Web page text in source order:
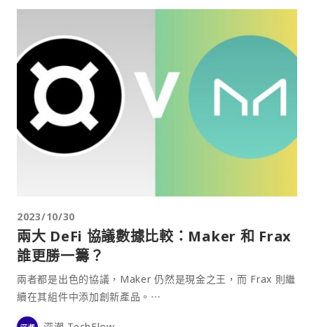
2023/10/30
兩大 DeFi 協議數據比較：Maker 和 Frax
誰更勝一籌？
兩者都是出色的協議，Maker 仍然是現金之王，而 Frax 則繼
續在其組件中添加創新產品。⋯